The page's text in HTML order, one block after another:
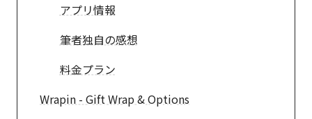
アプリ情報
筆者独自の感想
料金プラン
Wrapin - Gift Wrap & Options